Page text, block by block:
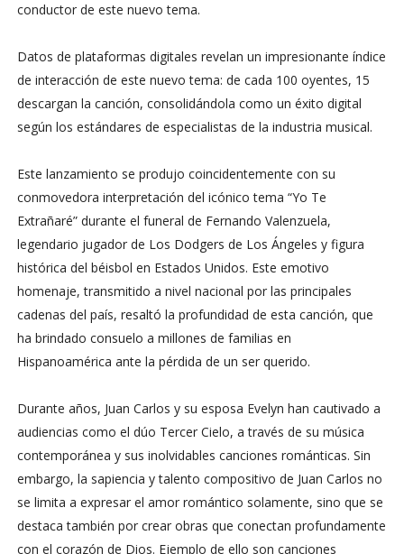
conductor de este nuevo tema.
Datos de plataformas digitales revelan un impresionante índice
de interacción de este nuevo tema: de cada 100 oyentes, 15
descargan la canción, consolidándola como un éxito digital
según los estándares de especialistas de la industria musical.
Este lanzamiento se produjo coincidentemente con su
conmovedora interpretación del icónico tema “Yo Te
Extrañaré” durante el funeral de Fernando Valenzuela,
legendario jugador de Los Dodgers de Los Ángeles y figura
histórica del béisbol en Estados Unidos. Este emotivo
homenaje, transmitido a nivel nacional por las principales
cadenas del país, resaltó la profundidad de esta canción, que
ha brindado consuelo a millones de familias en
Hispanoamérica ante la pérdida de un ser querido.
Durante años, Juan Carlos y su esposa Evelyn han cautivado a
audiencias como el dúo Tercer Cielo, a través de su música
contemporánea y sus inolvidables canciones románticas. Sin
embargo, la sapiencia y talento compositivo de Juan Carlos no
se limita a expresar el amor romántico solamente, sino que se
destaca también por crear obras que conectan profundamente
con el corazón de Dios. Ejemplo de ello son canciones